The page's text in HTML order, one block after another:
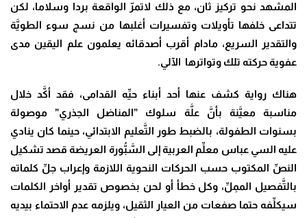
المشهد نحو تركيز ثان، مع ذلك لاتمرّ الواقعة بردا وسلاما، لكن
تتداعى خلفها تأويلات وتفسيرات أغلبها من نسج سوء الطويَّة
والتقدير السريع، مادام أقرب أصدقائه يعلمون علم اليقين مدى
عفوية حركته تلك وتواترها الآلي.
هناك رواية كشف عنها أحد أبناء حيِّه القدامى، فقد أكَّد خلال
مناسبة معيَّنة بأنَّ علَّة سلوك ”المناضل الجذري” موصولة
بسنوات الطفولة، بالضبط طور التَّعليم الابتدائي، حينما كان ينادي
عليه السي عباس معلِّم العربية إلى السَّبُّورة العريضة قصد تشكيل
النصِّ المكتوب حسب الحركات النحوية اللازمة وإعراب جلِّ كلماته
بالتَّفصيل الممِلِّ، وكل خطأ أو لحن بخصوص تقدير أواخر الكلمات
سيكلِّفه حتما صفعات من العيار الثقيل، ويلزمه عدم الاحتماء بيديه